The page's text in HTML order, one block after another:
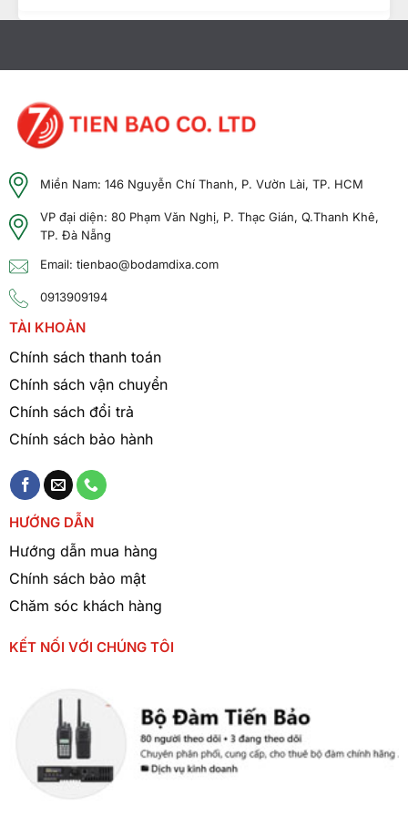
Âm Thanh Chất Lượng Cao
Tích hợp loa công suất lớn, đảm bảo nghe
C/D/E/F/G và IP67 về chống nước và bụi.
Dung Lượng Pin Lâu
nhu cầu làm việc cả ngày dài.
Ứng dụng thực tiễn:
nổ.
Công trình xây dựng, khai thác mỏ.
Các khu vực quản lý và điều hành tại sân bay, cảng
Các đội cứu hộ, cứu nạn trong điều kiện khắc nghiệt.
Miền Nam: 146 Nguyễn Chí Thanh, P. Vườn Lài, TP. HCM
VP đại diện: 80 Phạm Văn Nghị, P. Thạc Gián, Q.Thanh Khê,
TP. Đà Nẵng
Email: tienbao@bodamdixa.com
0913909194
TÀI KHOẢN
Chính sách thanh toán
Chính sách vận chuyển
Chính sách đổi trả
Chính sách bảo hành
HƯỚNG DẪN
Hướng dẫn mua hàng
Chính sách bảo mật
Chăm sóc khách hàng
KẾT NỐI VỚI CHÚNG TÔI